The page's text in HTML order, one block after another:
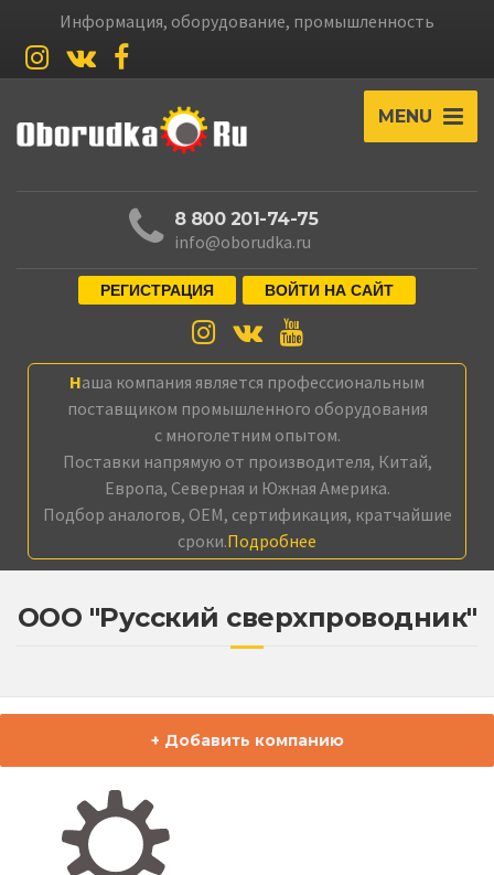
Информация, оборудование, промышленность
MENU
8 800 201-74-75
info@oborudka.ru
РЕГИСТРАЦИЯ ВОЙТИ НА САЙТ
Наша компания является профессиональным
поставщиком промышленного оборудования
с многолетним опытом.
Поставки напрямую от производителя, Китай,
Европа, Северная и Южная Америка.
Подбор аналогов, OEM, сертификация, кратчайшие
сроки.Подробнее
ООО "Русский сверхпроводник"
+ Добавить компанию